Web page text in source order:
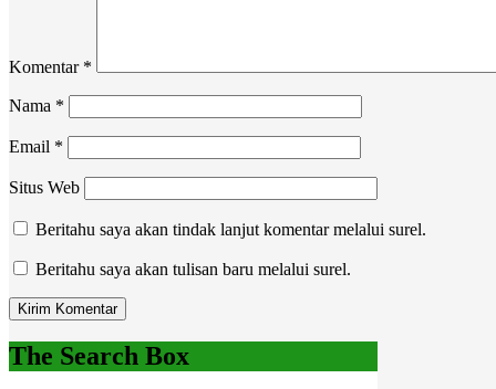
Komentar *
Nama *
Email *
Situs Web
Beritahu saya akan tindak lanjut komentar melalui surel.
Beritahu saya akan tulisan baru melalui surel.
The Search Box